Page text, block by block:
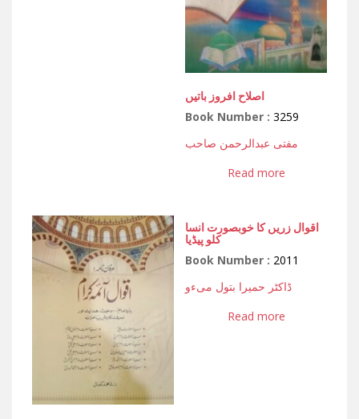
اصلاح افروز باتیں
Book Number :3259
مفتی عبدالرحمن صاحب
Read more
اقوال زریں کا خوبصورت انسا
کلو پیڈیا
Book Number : 2011
ڈاکٹر حمیرا بتول میءو
Read more